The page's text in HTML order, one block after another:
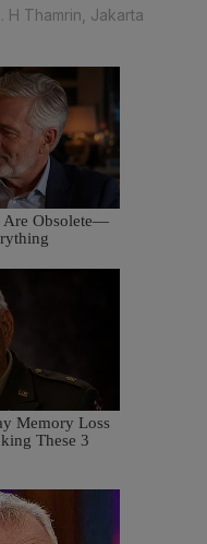
H Thamrin, Jakarta